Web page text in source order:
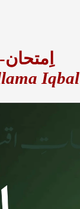
Iqbal